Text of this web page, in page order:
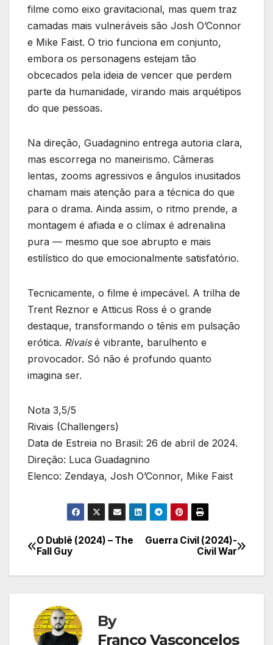
filme como eixo gravitacional, mas quem traz
camadas mais vulneráveis são Josh O’Connor
e Mike Faist. O trio funciona em conjunto,
embora os personagens estejam tão
obcecados pela ideia de vencer que perdem
parte da humanidade, virando mais arquétipos
do que pessoas.
Na direção, Guadagnino entrega autoria clara,
mas escorrega no maneirismo. Câmeras
lentas, zooms agressivos e ângulos inusitados
chamam mais atenção para a técnica do que
para o drama. Ainda assim, o ritmo prende, a
montagem é afiada e o clímax é adrenalina
pura — mesmo que soe abrupto e mais
estilístico do que emocionalmente satisfatório.
Tecnicamente, o filme é impecável. A trilha de
Trent Reznor e Atticus Ross é o grande
destaque, transformando o tênis em pulsação
erótica. Rivaisé vibrante, barulhento e
provocador. Só não é profundo quanto
imagina ser.
Nota 3,5/5
Rivais (Challengers)
Data de Estreia no Brasil: 26 de abril de 2024.
Direção: Luca Guadagnino
Elenco: Zendaya, Josh O’Connor, Mike Faist
Navegação
de
Guerra Civil (2024)-
Civil War
O Dublê (2024) – The
Fall Guy
By
Franco Vasconcelos